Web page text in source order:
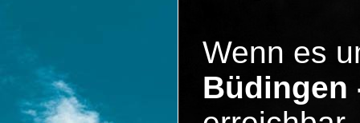
Wenn es
Büdingen